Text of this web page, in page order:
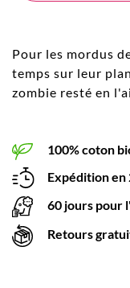
Pour les mordus
temps sur leur
zombie resté en
100% coton
Expédition en
60 jours pour
Retours